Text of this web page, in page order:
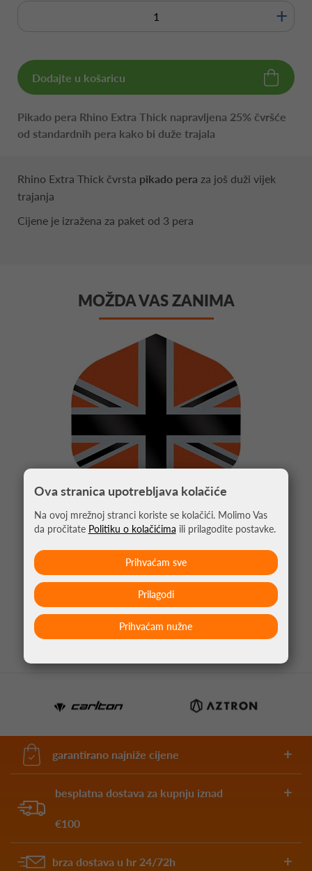
+
Dodajte u košaricu
Pikado pera Rhino Extra Thick napravljena 25% čvršće
od standardnih pera kako bi duže trajala
Rhino Extra Thick čvrsta pikado pera za još duži vijek
trajanja
Cijene je izražena za paket od 3 pera
MOŽDA VAS ZANIMA
PIKADO PERA ALLIANCE UNION JACK
NARANČASTA NO2
1,05 €
garantirano najniže cijene
besplatna dostava za kupnju iznad
€100
brza dostava u hr 24/72h
Ova stranica upotrebljava kolačiće
Na ovoj mrežnoj stranci koriste se kolačići. Molimo Vas
da pročitate Politiku o kolačićima ili prilagodite postavke.
Prihvaćam nužne
Prilagodi
Prihvaćam sve